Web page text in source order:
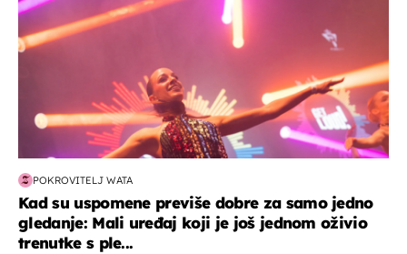
POKROVITELJ WATA
Kad su uspomene previše dobre za samo jedno
gledanje: Mali uređaj koji je još jednom oživio
trenutke s ple...